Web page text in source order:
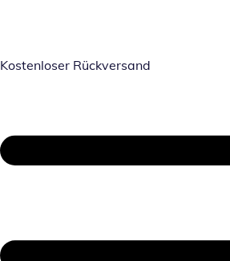
Kostenloser Rückversand